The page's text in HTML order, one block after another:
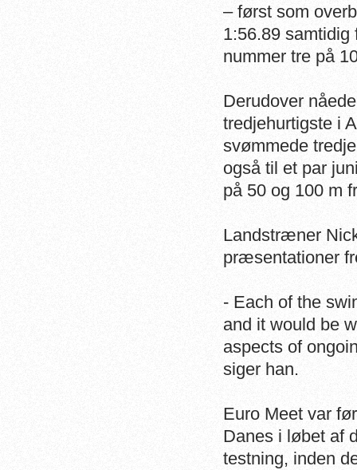
– først som
1:56.89
nummer tre på
Derudover
tredjehurtigste i
svømmede
også til et par
på 50 og 100 m
Landstræner
præsentationer
- Each of the
and it would be
aspects of
siger han.
Euro Meet var
Danes i løbet af
testning, inden